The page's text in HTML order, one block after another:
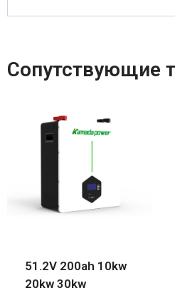
Сопутствующие
51.2V 200ah 10kw
20kw 30kw